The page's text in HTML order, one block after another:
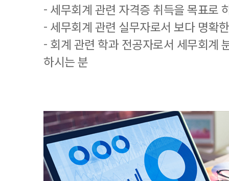
- 세무회계 관련 자격증 취득을 목표로
- 세무회계 관련 실무자로서 보다 명확
- 회계 관련 학과 전공자로서 세무회계
하시는 분